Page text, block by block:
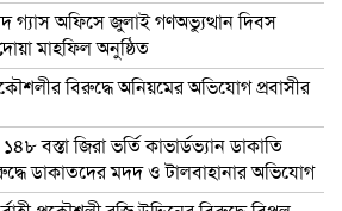
গ্যাস অফিসে জুলাই গণঅভ্যুত্থান দিবস
মাহফিল অনুষ্ঠিত
বিরুদ্ধে অনিয়মের অভিযোগ প্রবাসীর
বস্তা জিরা ভর্তি কাভার্ডভ্যান ডাকাতি
ডাকাতদের মদদ ও টালবাহানার অভিযোগ